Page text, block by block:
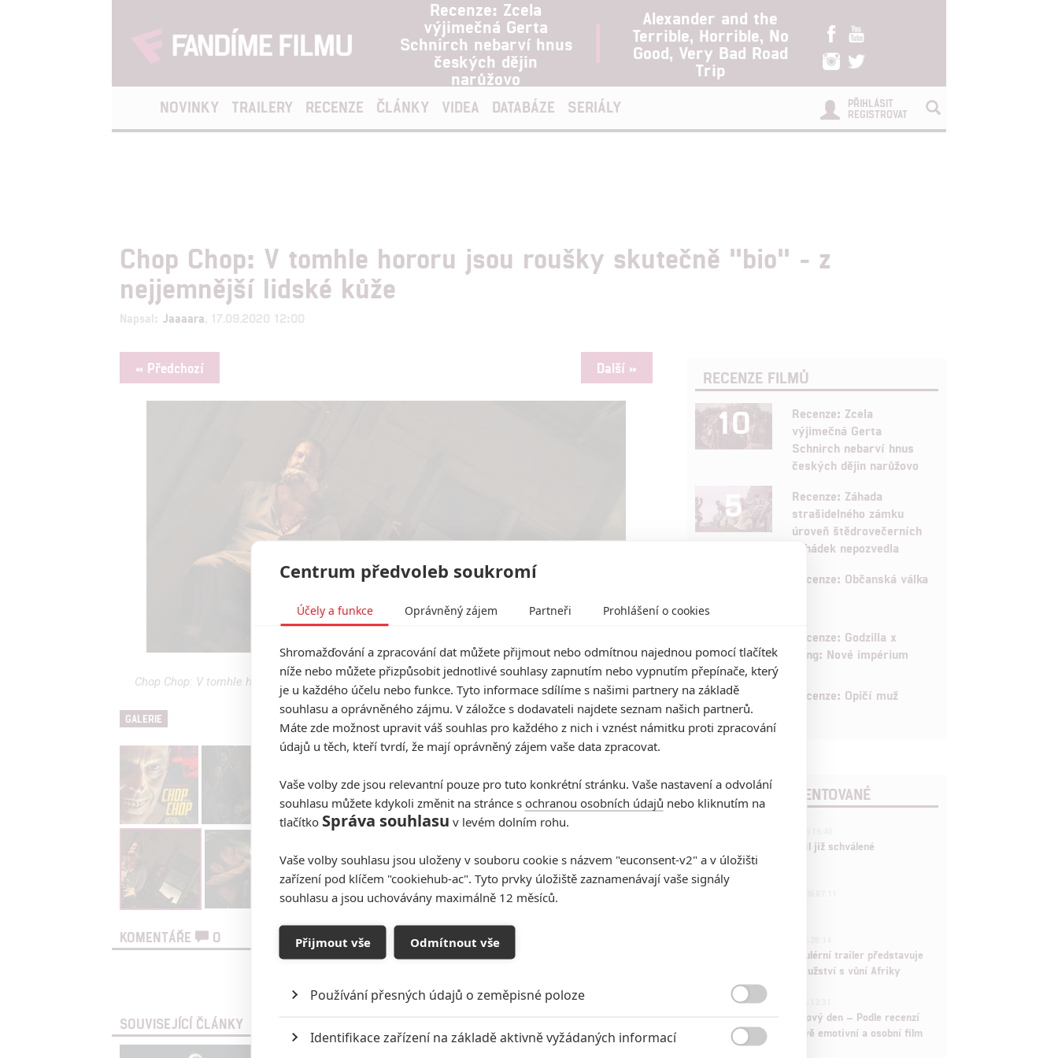
Recenze: Zcela
výjimečná Gerta
Schnirch nebarví hnus
českých dějin
narůžovo
Alexander and the
Terrible, Horrible, No
Good, Very Bad Road
Trip
NOVINKY TRAILERY RECENZE ČLÁNKY VIDEA DATABÁZE SERIÁLY
PŘIHLÁSIT
REGISTROVAT
Chop Chop: V tomhle hororu jsou roušky skutečně "bio" - z
nejjemnější lidské kůže
Napsal: Jaaaara , 17.09.2020 12:00
« Předchozí Další »
Fairwolf Productions
Chop Chop: V tomhle hororu jsou roušky skutečně "bio" - z nejjemnější lidské kůže | Fandíme filmu
GALERIE
KOMENTÁŘE 0
SOUVISEJÍCÍ ČLÁNKY
RECENZE FILMŮ
10
Recenze: Zcela
výjimečná Gerta
Schnirch nebarví hnus
českých dějin narůžovo
5
Recenze: Záhada
strašidelného zámku
úroveň štědrovečerních
pohádek nepozvedla
Recenze: Občanská válka
6
Recenze: Godzilla x
Kong: Nové impérium
8 Recenze: Opičí muž
POSLEDNÍ KOMENTOVANÉ
Marvel nečekaně zrušil již schválené
pokračování
433
Děti krve a kostí: Regulérní trailer představuje
akční fantasy dobrodružství s vůní Afriky
ČLÁNEK | 30.07.2026 12:31
Spider-Man: Zbrusu nový den – Podle recenzí
máme čekat překvapivě emotivní a osobní film
Centrum předvoleb soukromí
Účely a funkce Oprávněný zájem Partneři Prohlášení o cookies
Shromažďování a zpracování dat můžete přijmout nebo odmítnou najednou pomocí tlačítek
níže nebo můžete přizpůsobit jednotlivé souhlasy zapnutím nebo vypnutím přepínače, který
je u každého účelu nebo funkce. Tyto informace sdílíme s našimi partnery na základě
souhlasu a oprávněného zájmu. V záložce s dodavateli najdete seznam našich partnerů.
Máte zde možnost upravit váš souhlas pro každého z nich i vznést námitku proti zpracování
údajů u těch, kteří tvrdí, že mají oprávněný zájem vaše data zpracovat.
Vaše volby zde jsou relevantní pouze pro tuto konkrétní stránku. Vaše nastavení a odvolání
souhlasu můžete kdykoli změnit na stránce s ochranou osobních údajů nebo kliknutím na
tlačítko Správa souhlasu v levém dolním rohu.
Vaše volby souhlasu jsou uloženy v souboru cookie s názvem "euconsent-v2" a v úložišti
zařízení pod klíčem "cookiehub-ac". Tyto prvky úložiště zaznamenávají vaše signály
souhlasu a jsou uchovávány maximálně 12 měsíců.
Přijmout vše Odmítnout vše
Používání přesných údajů o zeměpisné poloze
Identifikace zařízení na základě aktivně vyžádaných informací